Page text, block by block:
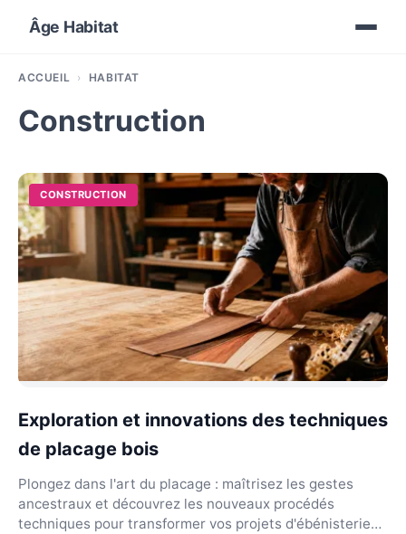
Âge Habitat
ACCUEIL HABITAT
Construction
CONSTRUCTION
Exploration et innovations des techniques
de placage bois
Plongez dans l'art du placage : maîtrisez les gestes
ancestraux et découvrez les nouveaux procédés
techniques pour transformer vos projets d'ébénisterie